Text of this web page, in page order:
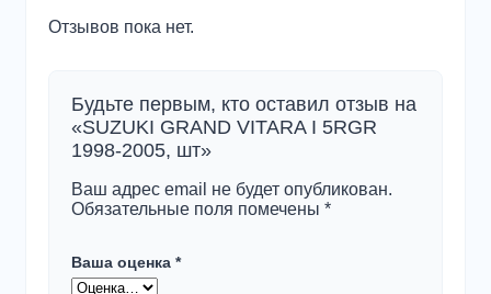
Отзывов пока нет.
Будьте первым, кто оставил отзыв на
«SUZUKI GRAND VITARA I 5RGR
1998-2005, шт»
Ваш адрес email не будет опубликован.
Обязательные поля помечены *
Ваша оценка *